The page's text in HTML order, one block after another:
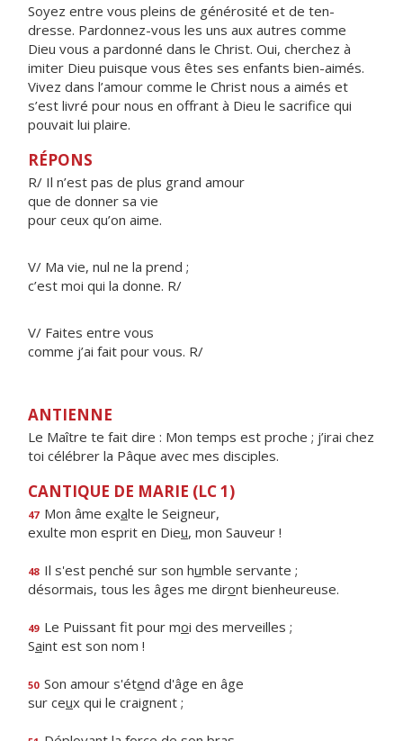
Soyez entre vous pleins de générosité et de ten­
dresse. Pardonnez-vous les uns aux autres comme
Dieu vous a pardonné dans le Christ. Oui, cherchez à
imiter Dieu puisque vous êtes ses enfants bien-aimés.
Vivez dans l’amour comme le Christ nous a aimés et
s’est livré pour nous en offrant à Dieu le sacrifice qui
pouvait lui plaire.
RÉPONS
R/ Il n’est pas de plus grand amour
que de donner sa vie
pour ceux qu’on aime.
V/ Ma vie, nul ne la prend ;
c’est moi qui la donne. R/
V/ Faites entre vous
comme j’ai fait pour vous. R/
ANTIENNE
Le Maître te fait dire : Mon temps est proche ; j’irai chez
toi célébrer la Pâque avec mes disciples.
CANTIQUE DE MARIE (LC 1)
47 Mon âme exalte le Seigneur,
exulte mon esprit en Dieu, mon Sauveur !
48 Il s'est penché sur son humble servante ;
désormais, tous les âges me diront bienheureuse.
49 Le Puissant fit pour moi des merveilles ;
Saint est son nom !
50 Son amour s'étend d'âge en âge
sur ceux qui le craignent ;